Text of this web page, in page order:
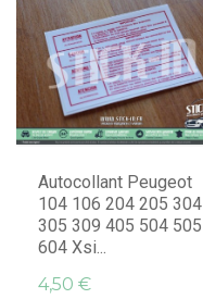
Autocollant Peugeot
104 106 204 205 304
305 309 405 504 505
604 Xsi...
4,50 €